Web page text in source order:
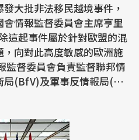
大批非法移民越境事件，
情報監督委員會主席亨里
這起事件屬於針對歐盟的混
向對此高度敏感的歐洲施
(BfV)及軍事反情報局(MA